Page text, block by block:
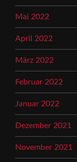
Mai 2022
April 2022
März 2022
Februar 2022
Januar 2022
Dezember 2021
November 2021